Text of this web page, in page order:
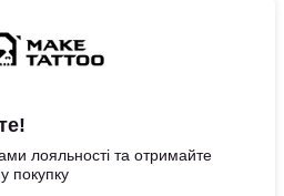
лояльності та отримайте
покупку